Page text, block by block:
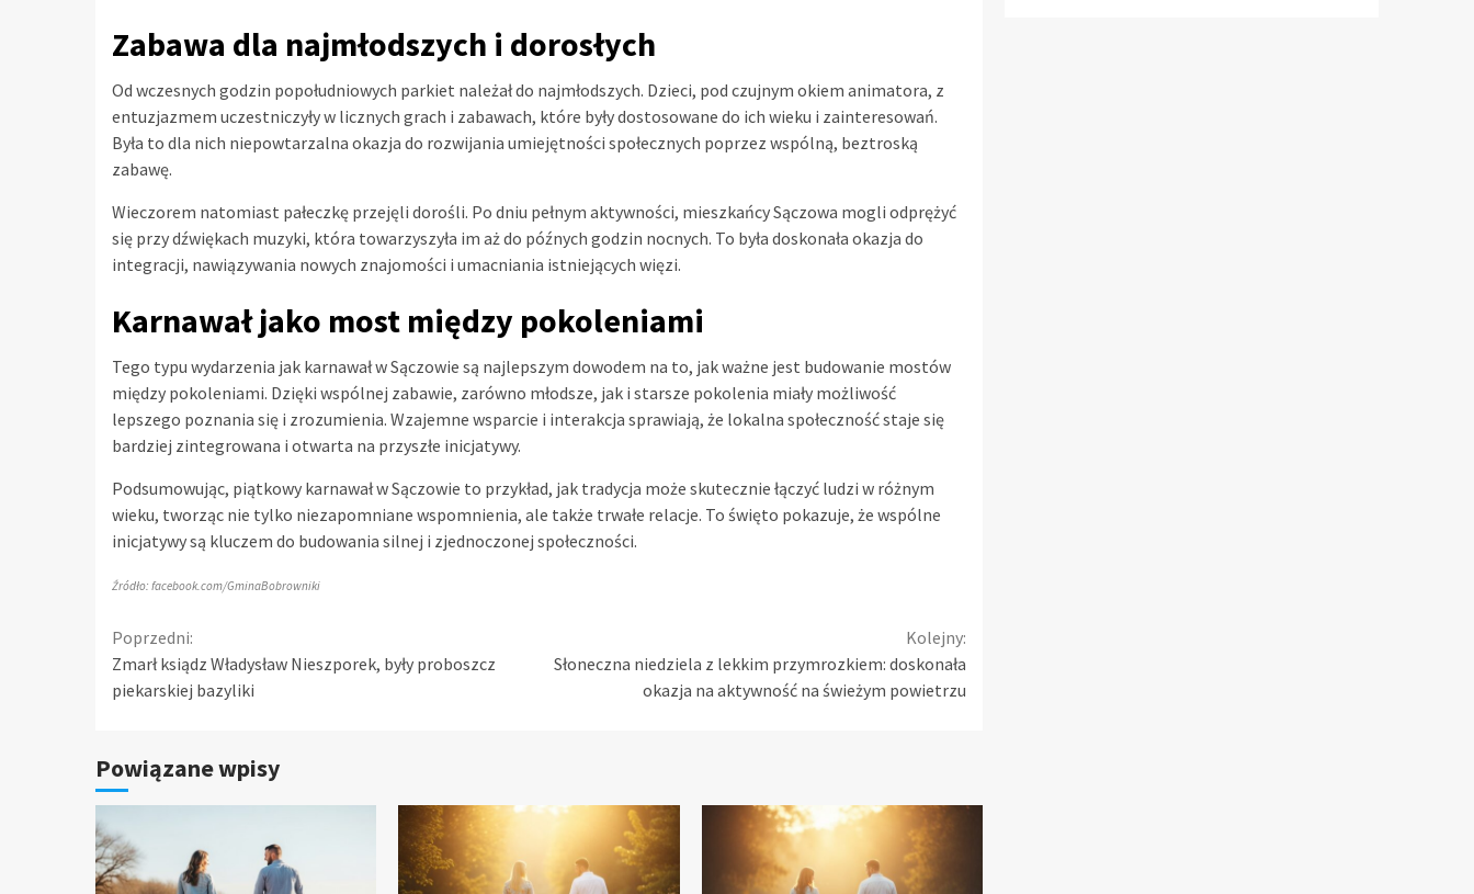
Zabawa dla najmłodszych i dorosłych
Od wczesnych godzin popołudniowych parkiet należał do najmłodszych. Dzieci, pod czujnym okiem animatora, z
entuzjazmem uczestniczyły w licznych grach i zabawach, które były dostosowane do ich wieku i zainteresowań.
Była to dla nich niepowtarzalna okazja do rozwijania umiejętności społecznych poprzez wspólną, beztroską
zabawę.
Wieczorem natomiast pałeczkę przejęli dorośli. Po dniu pełnym aktywności, mieszkańcy Sączowa mogli odprężyć
się przy dźwiękach muzyki, która towarzyszyła im aż do późnych godzin nocnych. To była doskonała okazja do
integracji, nawiązywania nowych znajomości i umacniania istniejących więzi.
Karnawał jako most między pokoleniami
Tego typu wydarzenia jak karnawał w Sączowie są najlepszym dowodem na to, jak ważne jest budowanie mostów
między pokoleniami. Dzięki wspólnej zabawie, zarówno młodsze, jak i starsze pokolenia miały możliwość
lepszego poznania się i zrozumienia. Wzajemne wsparcie i interakcja sprawiają, że lokalna społeczność staje się
bardziej zintegrowana i otwarta na przyszłe inicjatywy.
Podsumowując, piątkowy karnawał w Sączowie to przykład, jak tradycja może skutecznie łączyć ludzi w różnym
wieku, tworząc nie tylko niezapomniane wspomnienia, ale także trwałe relacje. To święto pokazuje, że wspólne
inicjatywy są kluczem do budowania silnej i zjednoczonej społeczności.
Źródło: facebook.com/GminaBobrowniki
Continue
Reading
Poprzedni:
Zmarł ksiądz Władysław Nieszporek, były proboszcz
piekarskiej bazyliki
Kolejny:
Słoneczna niedziela z lekkim przymrozkiem: doskonała
okazja na aktywność na świeżym powietrzu
Powiązane wpisy